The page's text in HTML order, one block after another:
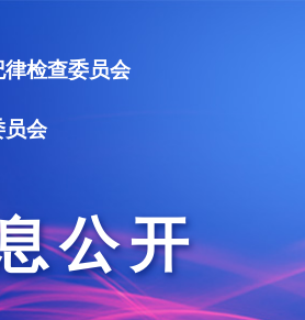
检查委员会
员会
公开